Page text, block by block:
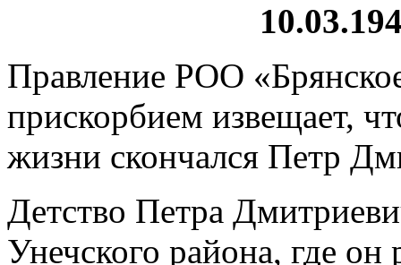
Правление РОО
прискорбием извещает,
жизни скончался Петр
Детство Петра
Унечского района, где он